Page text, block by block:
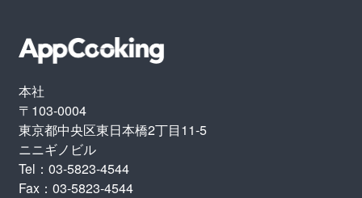
本社
〒103-0004
東京都中央区東日本橋2丁目11-5
ニニギノビル
Tel：03-5823-4544
Fax：03-5823-4544